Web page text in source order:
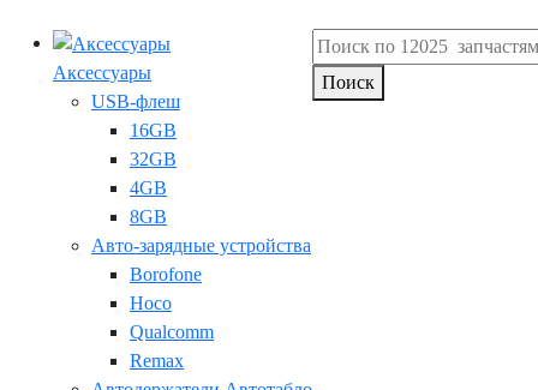
Аксессуары
USB-флеш
16GB
32GB
4GB
8GB
Авто-зарядные устройства
Borofone
Hoco
Qualcomm
Remax
Поиск